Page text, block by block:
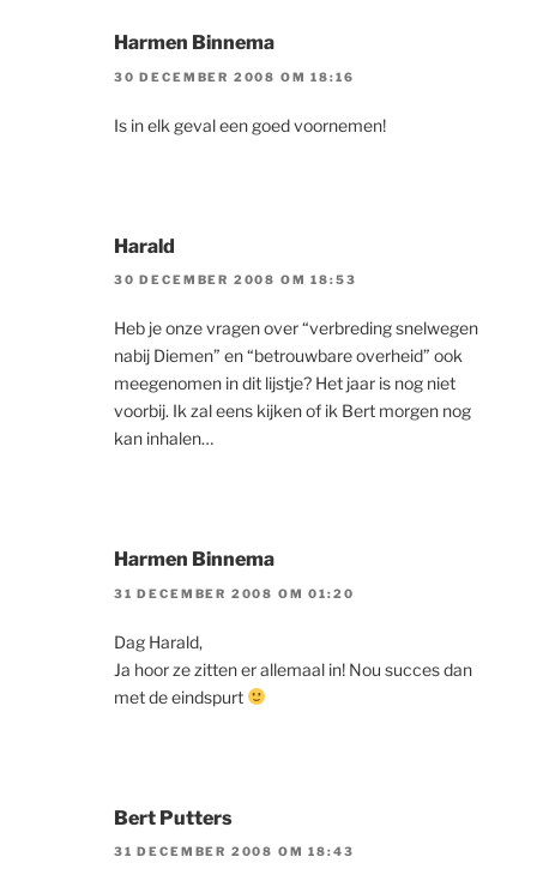
Harmen Binnema
30 DECEMBER 2008 OM 18:16
Is in elk geval een goed voornemen!
Harald
30 DECEMBER 2008 OM 18:53
Heb je onze vragen over “verbreding snelwegen
nabij Diemen” en “betrouwbare overheid” ook
meegenomen in dit lijstje? Het jaar is nog niet
voorbij. Ik zal eens kijken of ik Bert morgen nog
kan inhalen…
Harmen Binnema
31 DECEMBER 2008 OM 01:20
Dag Harald,
Ja hoor ze zitten er allemaal in! Nou succes dan
met de eindspurt
Bert Putters
31 DECEMBER 2008 OM 18:43